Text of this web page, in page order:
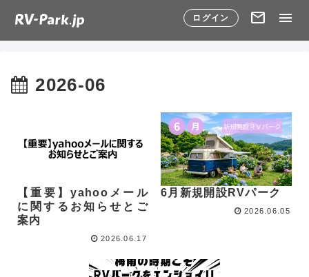
ログイン mail menu
2026-06
【重要】yahooメール
に関するお知らせとご
案内
2026.06.17
6月新規開設RVパーク
2026.06.05